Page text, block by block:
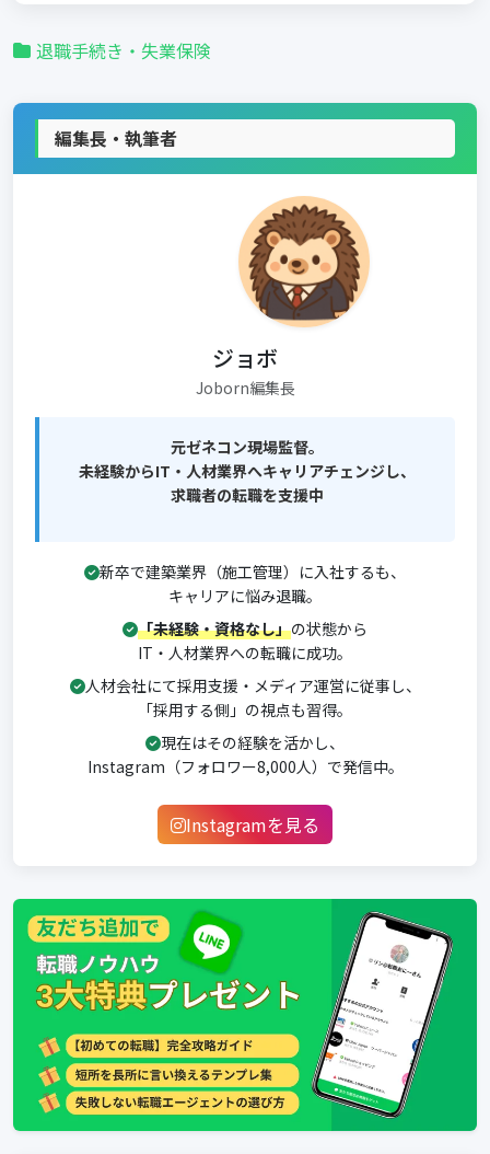
退職手続き・失業保険
編集長・執筆者
ジョボ
Joborn編集長
元ゼネコン現場監督。
未経験からIT・人材業界へキャリアチェンジし、
求職者の転職を支援中
新卒で建築業界（施工管理）に入社するも、
キャリアに悩み退職。
「未経験・資格なし」の状態から
IT・人材業界への転職に成功。
人材会社にて採用支援・メディア運営に従事し、
「採用する側」の視点も習得。
現在はその経験を活かし、
Instagram（フォロワー8,000人）で発信中。
Instagramを見る